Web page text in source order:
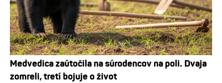
Medvedica zaútočila na súrodencov na poli. Dvaja
zomreli, tretí bojuje o život